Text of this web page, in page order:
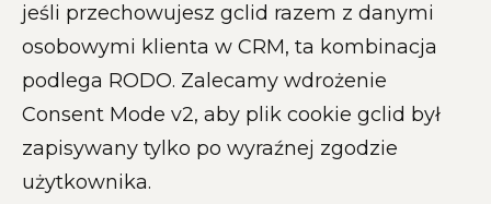
jeśli przechowujesz gclid razem z danymi
osobowymi klienta w CRM, ta kombinacja
podlega RODO. Zalecamy wdrożenie
Consent Mode v2, aby plik cookie gclid był
zapisywany tylko po wyraźnej zgodzie
użytkownika.